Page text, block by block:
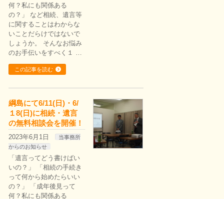
何？私にも関係ある
の？」 など相続、遺言等
に関することはわからな
いことだらけではないで
しょうか。 そんなお悩み
のお手伝いをすべく１ …
この記事を読む
綱島にて6/11(日)・6/
１8(日)に相続・遺言
の無料相談会を開催！
2023年6月1日
当事務所
からのお知らせ
「遺言ってどう書けばい
いの？」 「相続の手続き
って何から始めたらいい
の？」 「成年後見って
何？私にも関係ある